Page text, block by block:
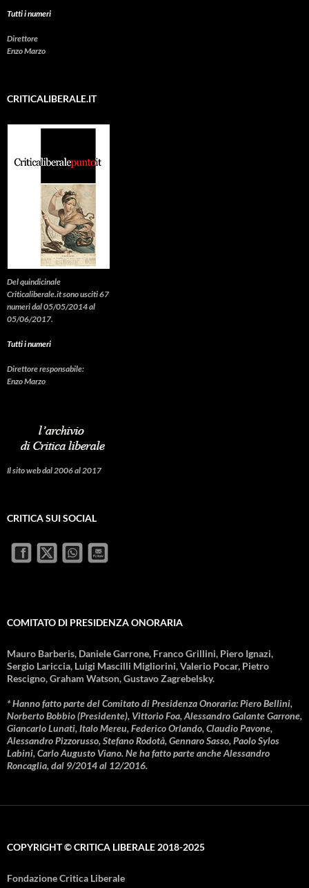
Tutti i numeri
Direttore
Enzo Marzo
CRITICALIBERALE.IT
Del quindicinale
Criticaliberale.it sono usciti 67
numeri dal 05/05/2014 al
05/06/2017.
Tutti i numeri
Direttore responsabile:
Enzo Marzo
Il sito web dal 2006 al 2017
CRITICA SUI SOCIAL
COMITATO DI PRESIDENZA ONORARIA
Mauro Barberis, Daniele Garrone, Franco Grillini, Piero Ignazi,
Sergio Lariccia, Luigi Mascilli Migliorini, Valerio Pocar, Pietro
Rescigno, Graham Watson, Gustavo Zagrebelsky.
* Hanno fatto parte del Comitato di Presidenza Onoraria: Piero Bellini,
Norberto Bobbio (Presidente), Vittorio Foa, Alessandro Galante Garrone,
Giancarlo Lunati, Italo Mereu, Federico Orlando, Claudio Pavone,
Alessandro Pizzorusso, Stefano Rodotà, Gennaro Sasso, Paolo Sylos
Labini, Carlo Augusto Viano. Ne ha fatto parte anche Alessandro
Roncaglia, dal 9/2014 al 12/2016.
COPYRIGHT © CRITICA LIBERALE 2018-2025
Fondazione Critica Liberale